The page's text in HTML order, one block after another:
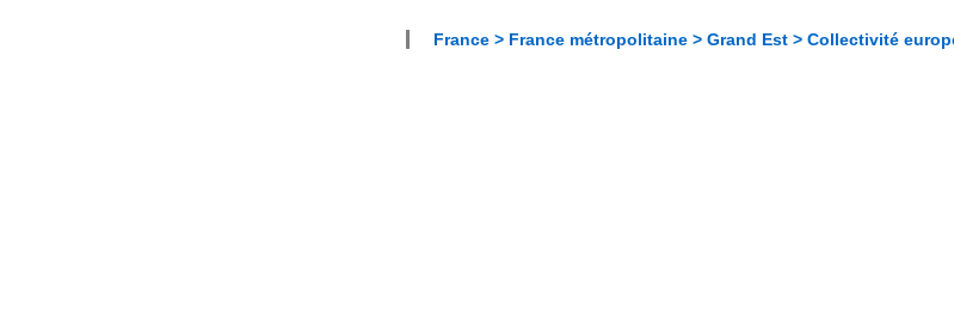
France > France métropolitaine > Grand Est > Collectivité